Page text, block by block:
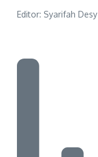
Editor: Syarifah Desy